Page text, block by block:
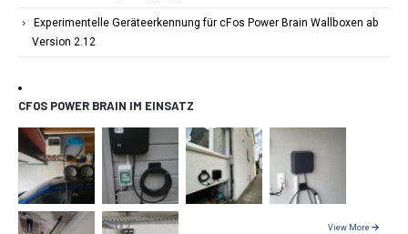
Experimentelle Geräteerkennung für cFos Power Brain Wallboxen ab
Version 2.12
CFOS POWER BRAIN IM EINSATZ
View More